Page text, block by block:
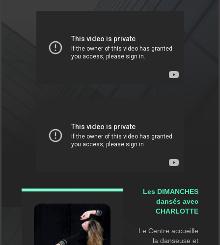
Les DIMANCHES
dansés avec
CHARLOTTE
Le Centre accueille
la danseuse et